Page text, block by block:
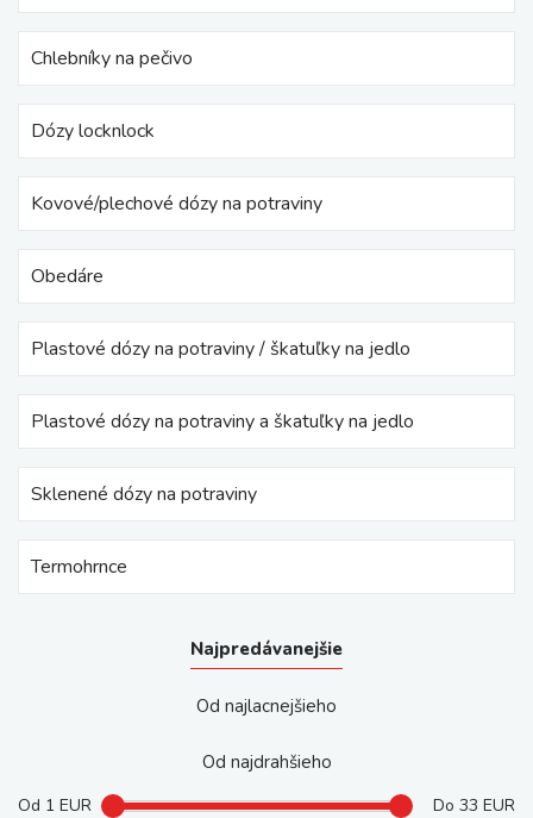
Chlebníky na pečivo
Dózy locknlock
Kovové/plechové dózy na potraviny
Obedáre
Plastové dózy na potraviny / škatuľky na jedlo
Plastové dózy na potraviny a škatuľky na jedlo
Sklenené dózy na potraviny
Termohrnce
Najpredávanejšie
Od najlacnejšieho
Od najdrahšieho
Od 1 EUR Do 33 EUR